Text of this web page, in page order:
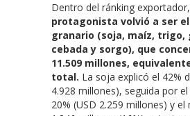
Dentro del ránking exportador,
protagonista volvió a ser
granario (soja, maíz, trigo,
cebada y sorgo), que
11.509 millones,
total. La soja explicó el 42%
4.928 millones), seguida por
20% (USD 2.259 millones) y el